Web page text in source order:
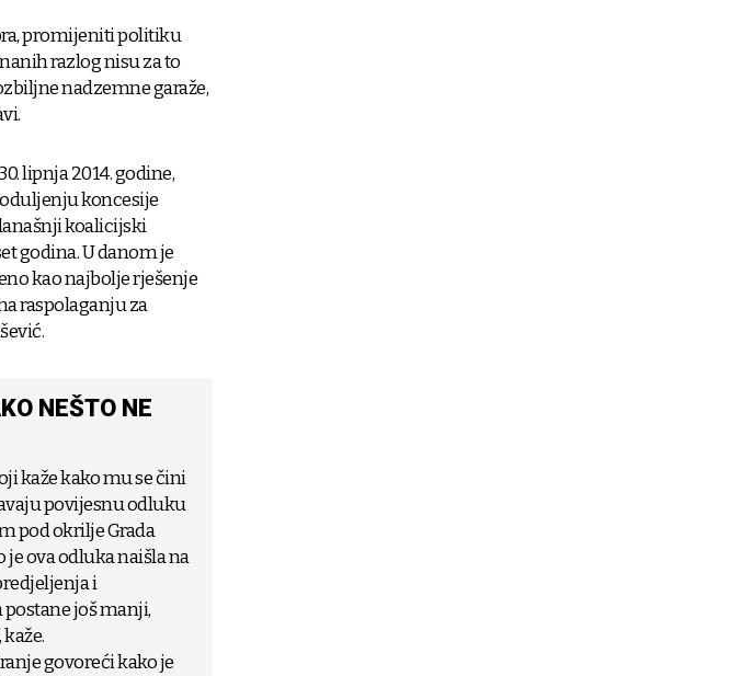
promijeniti politiku
razlog nisu za to
nadzemne garaže,
lipnja 2014. godine,
koncesije
koalicijski
godina. U danom je
kao najbolje rješenje
raspolaganju za
NEŠTO NE
kaže kako mu se čini
povijesnu odluku
pod okrilje Grada
je ova odluka naišla na
i
još manji,
govoreći kako je